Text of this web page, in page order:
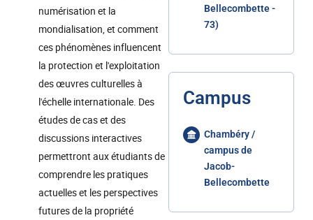
numérisation et la
mondialisation, et comment
ces phénomènes influencent
la protection et l'exploitation
des œuvres culturelles à
l'échelle internationale. Des
études de cas et des
discussions interactives
permettront aux étudiants de
comprendre les pratiques
actuelles et les perspectives
futures de la propriété
Bellecombette -
73)
Campus
Chambéry /
campus de
Jacob-
Bellecombette